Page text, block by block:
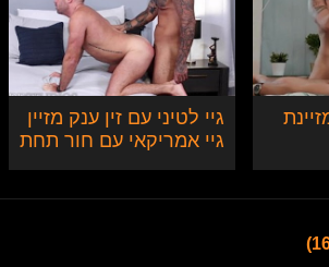
גיי לטיני עם זין ענק מזיין
גיי אמריקאי עם חור תחת